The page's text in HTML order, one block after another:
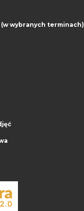
(w wybranych terminach)